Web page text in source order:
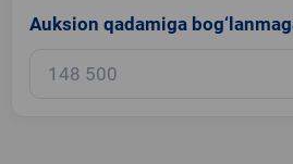
Auksion qadamiga